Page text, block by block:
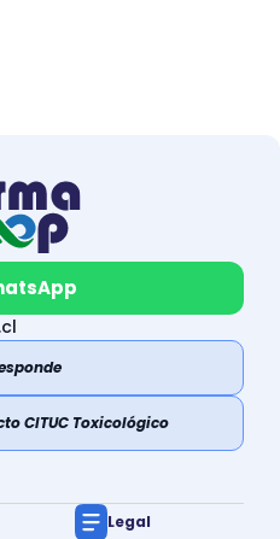
CITUC Toxicológico
Legal